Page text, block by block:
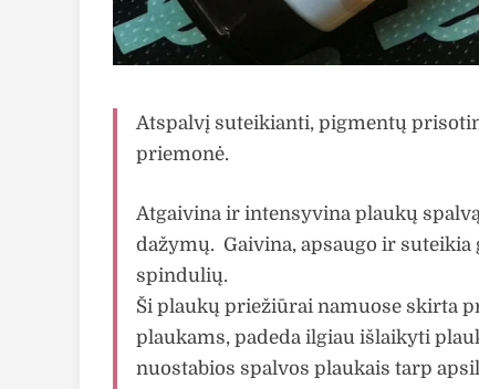
Atspalvį suteikianti, pigmentų
priemonė.
Atgaivina ir intensyvina plaukų
dažymų. Gaivina, apsaugo ir suteikia
spindulių.
Ši plaukų priežiūrai namuose skirta
plaukams, padeda ilgiau išlaikyti
nuostabios spalvos plaukais tarp